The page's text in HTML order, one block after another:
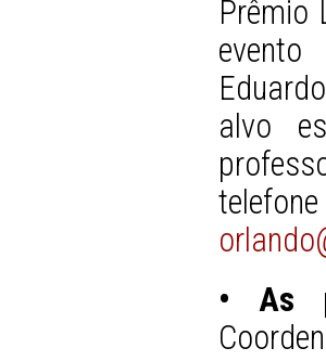
Prêmio
alvo
• As